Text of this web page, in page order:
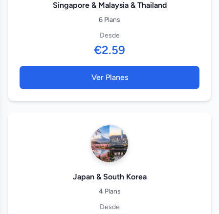
Singapore & Malaysia & Thailand
6 Plans
Desde
€2.59
Ver Planes
Japan & South Korea
4 Plans
Desde